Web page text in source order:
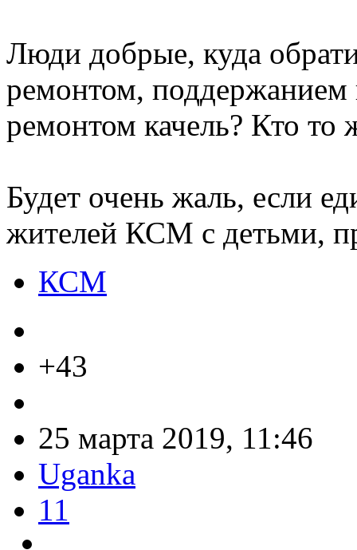
Люди добрые, куда
ремонтом, поддержанием
ремонтом качель? Кто то
Будет очень жаль, если
жителей КСМ с детьми,
КСМ
+43
25 марта 2019, 11:46
Uganka
11